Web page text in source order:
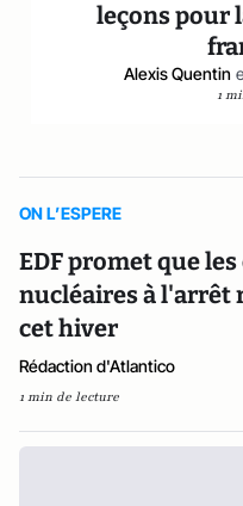
leçons pour
Alexis Quentin
1
ON L’ESPERE
EDF promet que
nucléaires à
cet hiver
Rédaction d'Atlantico
1 min de lecture